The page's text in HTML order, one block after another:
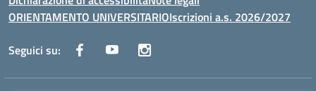
ORIENTAMENTO UNIVERSITARIOIscrizioni a.s. 2026/2027
Seguici su: